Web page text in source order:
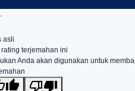
.
asli
terjemahan ini
Anda akan digunakan untuk